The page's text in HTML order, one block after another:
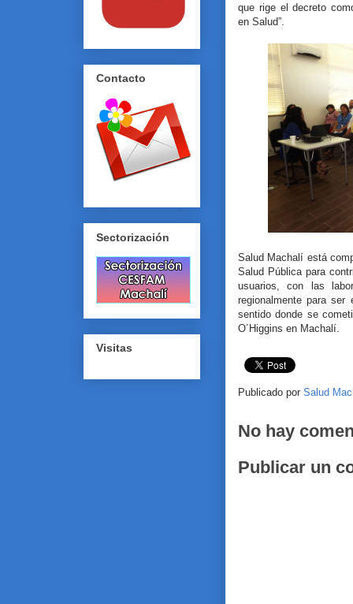
que rige el decreto
en Salud”.
Salud Machalí está
Salud Pública para
usuarios, con las
regionalmente para
sentido donde se
O´Higgins en Machalí.
Publicado por Salud
No hay
Publicar un
Contacto
Sectorización
Visitas